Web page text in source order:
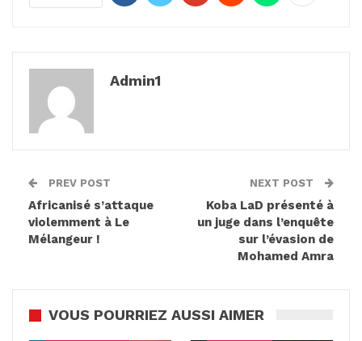
Admin1
PREV POST
Africanisé s’attaque
violemment à Le
Mélangeur !
NEXT POST
Koba LaD présenté à
un juge dans l’enquête
sur l’évasion de
Mohamed Amra
VOUS POURRIEZ AUSSI AIMER